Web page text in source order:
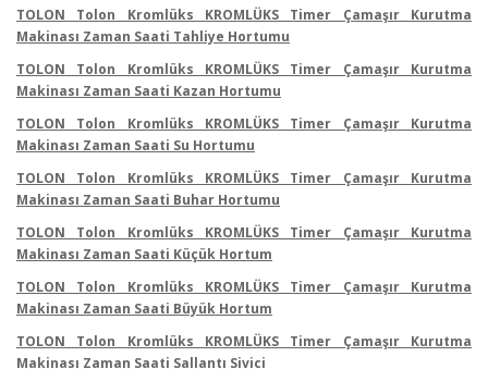
TOLON Tolon Kromlüks KROMLÜKS Timer Çamaşır Kurutma
Makinası Zaman Saati Tahliye Hortumu
TOLON Tolon Kromlüks KROMLÜKS Timer Çamaşır Kurutma
Makinası Zaman Saati Kazan Hortumu
TOLON Tolon Kromlüks KROMLÜKS Timer Çamaşır Kurutma
Makinası Zaman Saati Su Hortumu
TOLON Tolon Kromlüks KROMLÜKS Timer Çamaşır Kurutma
Makinası Zaman Saati Buhar Hortumu
TOLON Tolon Kromlüks KROMLÜKS Timer Çamaşır Kurutma
Makinası Zaman Saati Küçük Hortum
TOLON Tolon Kromlüks KROMLÜKS Timer Çamaşır Kurutma
Makinası Zaman Saati Büyük Hortum
TOLON Tolon Kromlüks KROMLÜKS Timer Çamaşır Kurutma
Makinası Zaman Saati Sallantı Sivici